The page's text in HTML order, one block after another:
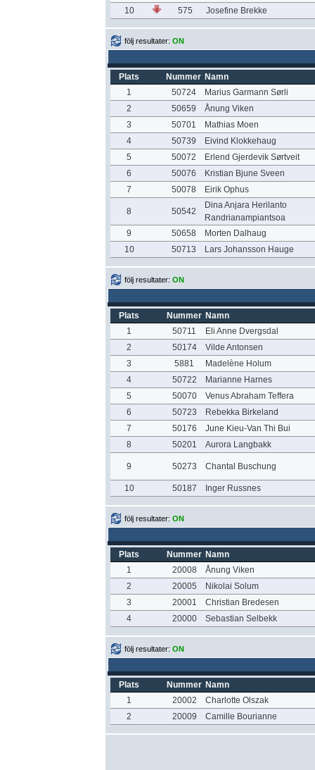
10
575 Josefine Brekke
följ resultater: ON
Plats Nummer Namn
1
50724
Marius Garmann Sørli
2
50659
Ånung Viken
3
50701
Mathias Moen
4
50739
Eivind Klokkehaug
5
50072
Erlend Gjerdevik Sørtveit
6
50076
Kristian Bjune Sveen
7
50078 Eirik Ophus
8 50542
Dina Anjara Herilanto
Randrianampiantsoa
9
50658
Morten Dalhaug
10
50713 Lars Johansson Hauge
följ resultater: ON
Plats Nummer Namn
1
50711
Eli Anne Dvergsdal
2
50174
Vilde Antonsen
3
5881
Madelène Holum
4
50722
Marianne Harnes
5
50070
Venus Abraham Teffera
6
50723
Rebekka Birkeland
7
50176
June Kieu-Van Thi Bui
8
50201 Aurora Langbakk
9 50273 Chantal Buschung
10 50187 Inger Russnes
följ resultater: ON
Plats Nummer Namn
1
20008
Ånung Viken
2
20005
Nikolai Solum
3
20001
Christian Bredesen
4
20000 Sebastian Selbekk
följ resultater: ON
Plats Nummer Namn
1
20002
Charlotte Olszak
2
20009 Camille Bourianne